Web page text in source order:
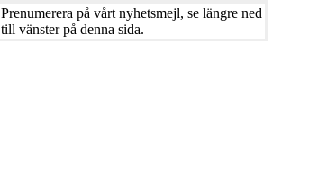
Prenumerera på vårt nyhetsmejl, se längre ned
till vänster på denna sida.